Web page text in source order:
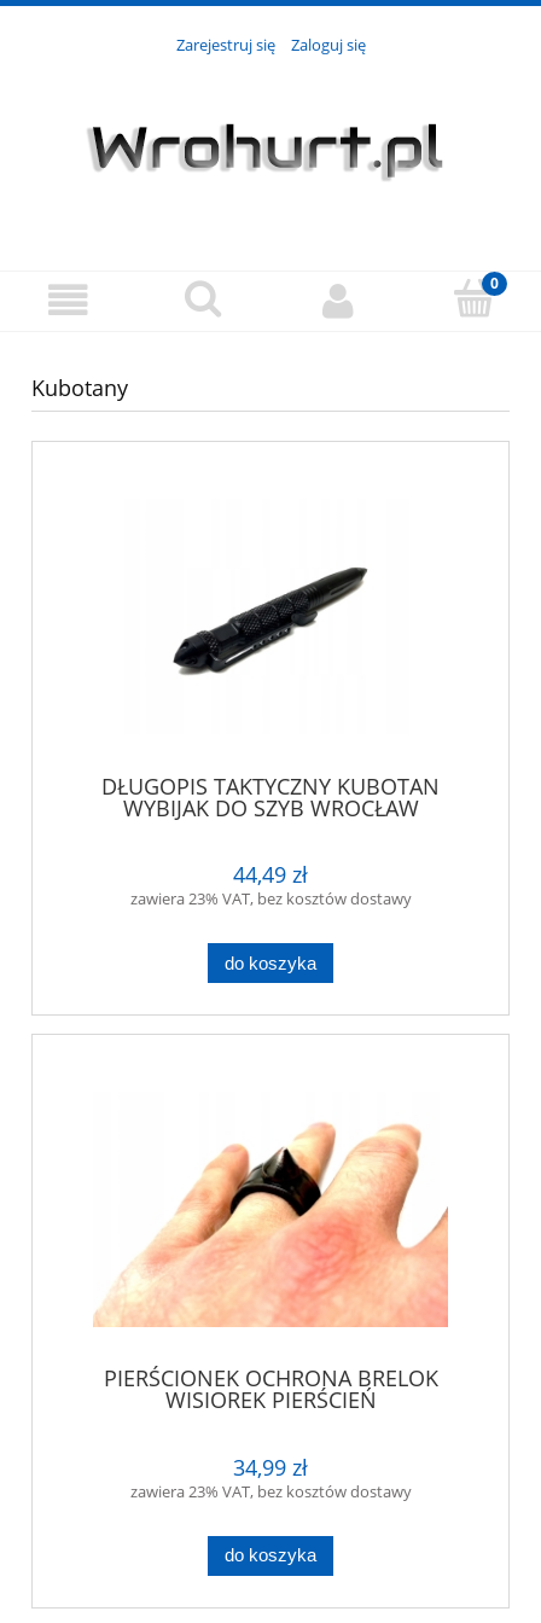
Zarejestruj się Zaloguj się
Kubotany
DŁUGOPIS TAKTYCZNY KUBOTAN
WYBIJAK DO SZYB WROCŁAW
44,49 zł
zawiera 23% VAT, bez kosztów dostawy
do koszyka
PIERŚCIONEK OCHRONA BRELOK
WISIOREK PIERŚCIEŃ
34,99 zł
zawiera 23% VAT, bez kosztów dostawy
do koszyka